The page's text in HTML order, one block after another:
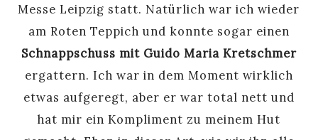
Messe Leipzig statt. Natürlich war ich wieder
am Roten Teppich und konnte sogar einen
Schnappschuss mit Guido Maria Kretschmer
ergattern. Ich war in dem Moment wirklich
etwas aufgeregt, aber er war total nett und
hat mir ein Kompliment zu meinem Hut